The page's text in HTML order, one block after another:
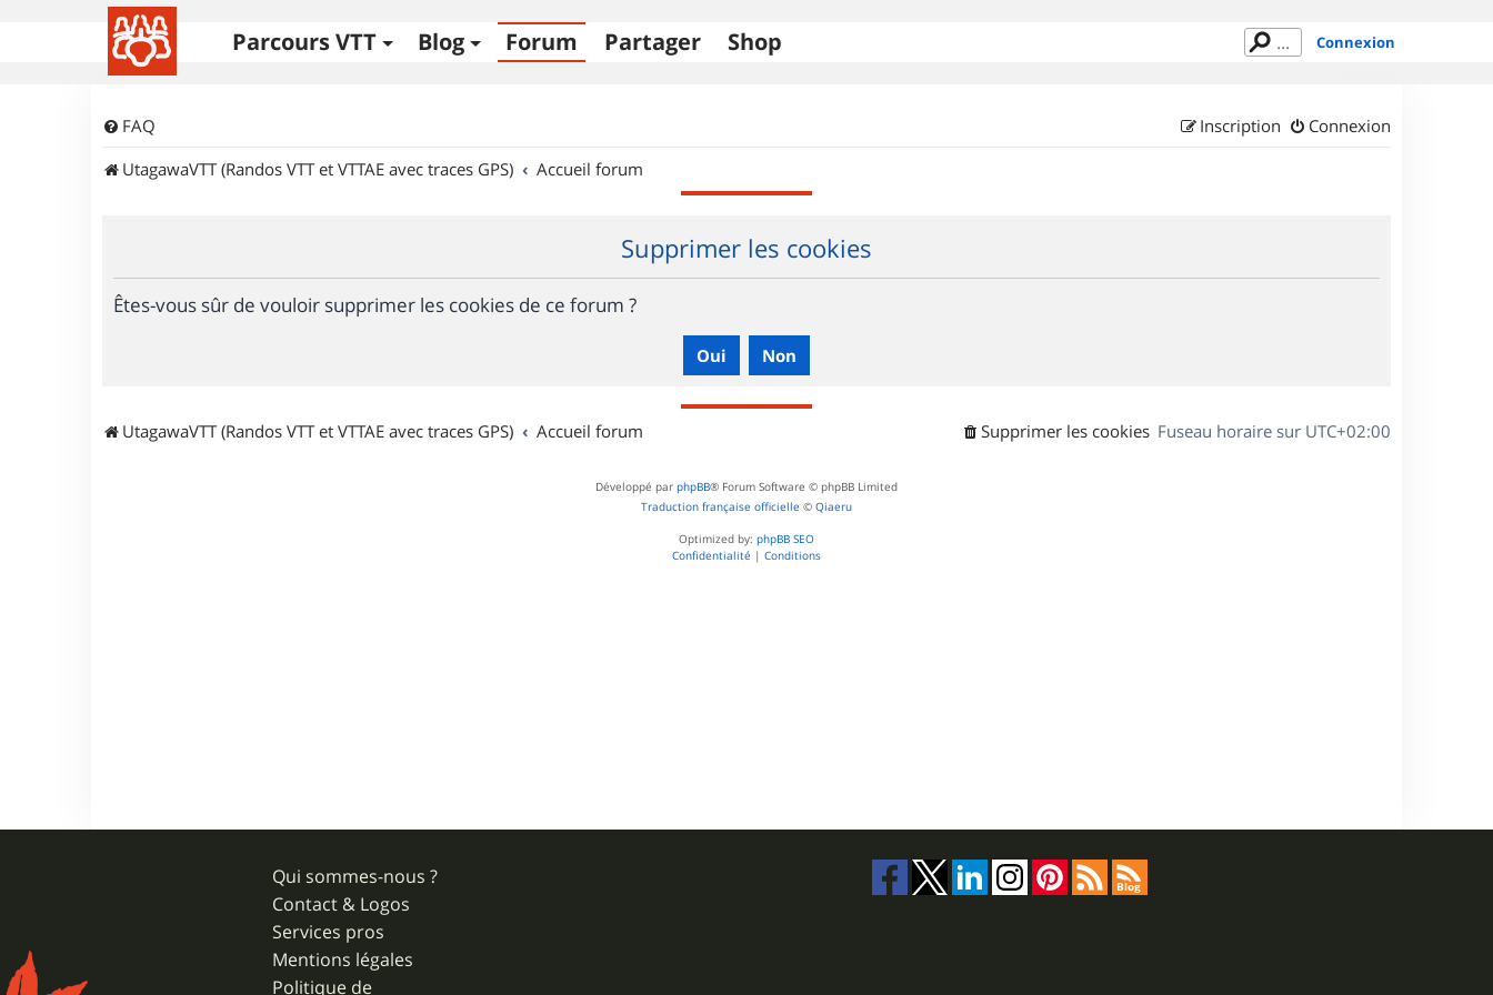
Parcours VTT Blog Forum Partager Shop Connexion
FAQ Connexion
Inscription
UtagawaVTT (Randos VTT et VTTAE avec traces GPS)
Accueil forum
Supprimer les cookies
Êtes-vous sûr de vouloir supprimer les cookies de ce forum ?
UtagawaVTT (Randos VTT et VTTAE avec traces GPS) Accueil forum Fuseau horaire sur UTC+02:00
Supprimer les cookies
Développé par phpBB® Forum Software © phpBB Limited
Traduction française officielle © Qiaeru
Optimized by: phpBB SEO
Confidentialité | Conditions
Qui sommes-nous ?
Contact & Logos
Services pros
Mentions légales
Politique de